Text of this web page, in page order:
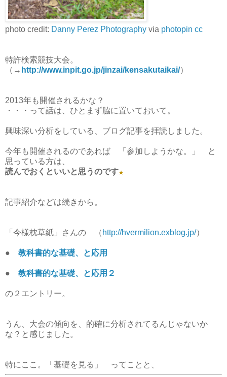
photo credit: Danny Perez Photography via photopin cc
特許検索競技大会。
（→ http://www.inpit.go.jp/jinzai/kensakutaikai/）
2013年も開催されるかな？
・・・って話は、ひとまず脇に置いておいて。
興味深い分析をしている、ブログ記事を拝読しました。
今年も開催されるのであれば 「参加しようかな。」 と
思っている方は、
読んでおくといいと思うのです★
記事紹介などは続きから。
「今様枕草紙」さんの （ http://hvermilion.exblog.jp/）
● 教科書的な基礎、と応用
● 教科書的な基礎、と応用２
の２エントリー。
うん、大会の傾向を、的確に分析されてるんじゃないか
な？と感じました。
特にここ。「基礎を見る」 ってことと、